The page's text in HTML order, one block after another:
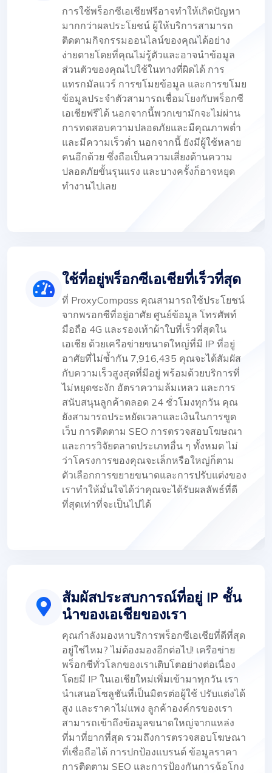
การใช้พร็อกซีเอเชียฟรีอาจทำให้เกิดปัญหา
มากกว่าผลประโยชน์ ผู้ให้บริการสามารถ
ติดตามกิจกรรมออนไลน์ของคุณได้อย่าง
ง่ายดายโดยที่คุณไม่รู้ตัวและอาจนำข้อมูล
ส่วนตัวของคุณไปใช้ในทางที่ผิดได้ การ
แทรกมัลแวร์ การขโมยข้อมูล และการขโมย
ข้อมูลประจำตัวสามารถเชื่อมโยงกับพร็อกซี
เอเชียฟรีได้ นอกจากนี้พวกเขามักจะไม่ผ่าน
การทดสอบความปลอดภัยและมีคุณภาพต่ำ
และมีความเร็วต่ำ นอกจากนี้ ยังมีผู้ใช้หลาย
คนอีกด้วย ซึ่งถือเป็นความเสี่ยงด้านความ
ปลอดภัยขั้นรุนแรง และบางครั้งก็อาจหยุด
ทำงานไปเลย
ใช้ที่อยู่พร็อกซีเอเชียที่เร็วที่สุด
ที่ ProxyCompass คุณสามารถใช้ประโยชน์
จากพรอกซีที่อยู่อาศัย ศูนย์ข้อมูล โทรศัพท์
มือถือ 4G และรองเท้าผ้าใบที่เร็วที่สุดใน
เอเชีย ด้วยเครือข่ายขนาดใหญ่ที่มี IP ที่อยู่
อาศัยที่ไม่ซ้ำกัน 7,916,435 คุณจะได้สัมผัส
กับความเร็วสูงสุดที่มีอยู่ พร้อมด้วยบริการที่
ไม่หยุดชะงัก อัตราความล้มเหลว และการ
สนับสนุนลูกค้าตลอด 24 ชั่วโมงทุกวัน คุณ
ยังสามารถประหยัดเวลาและเงินในการขูด
เว็บ การติดตาม SEO การตรวจสอบโฆษณา
และการวิจัยตลาดประเภทอื่น ๆ ทั้งหมด ไม่
ว่าโครงการของคุณจะเล็กหรือใหญ่ก็ตาม
ตัวเลือกการขยายขนาดและการปรับแต่งของ
เราทำให้มั่นใจได้ว่าคุณจะได้รับผลลัพธ์ที่ดี
ที่สุดเท่าที่จะเป็นไปได้
สัมผัสประสบการณ์ที่อยู่ IP ชั้น
นำของเอเชียของเรา
คุณกำลังมองหาบริการพร็อกซีเอเชียที่ดีที่สุด
อยู่ใช่ไหม? ไม่ต้องมองอีกต่อไป! เครือข่าย
พร็อกซีทั่วโลกของเราเติบโตอย่างต่อเนื่อง
โดยมี IP ในเอเชียใหม่เพิ่มเข้ามาทุกวัน เรา
นำเสนอโซลูชันที่เป็นมิตรต่อผู้ใช้ ปรับแต่งได้
สูง และราคาไม่แพง ลูกค้าองค์กรของเรา
สามารถเข้าถึงข้อมูลขนาดใหญ่จากแหล่ง
ที่มาที่ยากที่สุด รวมถึงการตรวจสอบโฆษณา
ที่เชื่อถือได้ การปกป้องแบรนด์ ข้อมูลราคา
การติดตาม SEO และการป้องกันการฉ้อโกง